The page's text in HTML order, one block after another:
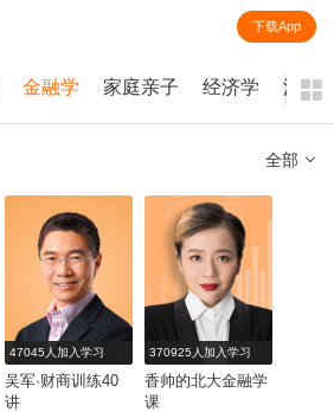
下载App
金融学 家庭亲子 经济学 法律
全部
全部
课程
每天听本书
电子书
47045人加入学习
吴军·财商训练40
讲
370925人加入学习
香帅的北大金融学
课